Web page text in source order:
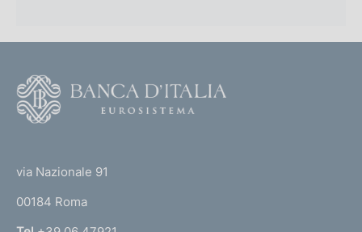
r
n
via Nazionale 91
00184 Roma